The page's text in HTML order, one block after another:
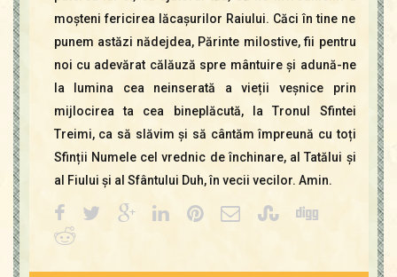
moșteni fericirea lăcașurilor Raiului. Căci în tine ne
punem astăzi nădejdea, Părinte milostive, fii pentru
noi cu adevărat călăuză spre mântuire și adună-ne
la lumina cea neinserată a vieții veșnice prin
mijlocirea ta cea bineplăcută, la Tronul Sfintei
Treimi, ca să slăvim și să cântăm împreună cu toți
Sfinții Numele cel vrednic de închinare, al Tatălui și
al Fiului și al Sfântului Duh, în vecii vecilor. Amin.